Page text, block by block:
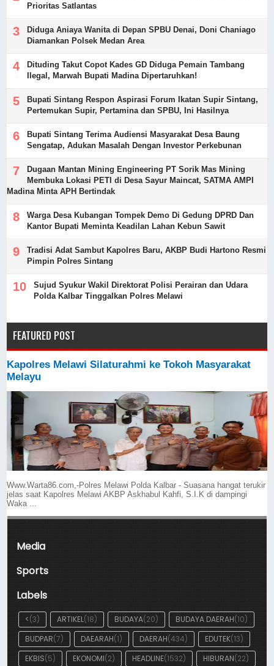
Prioritas Satlantas
Diduga Aniaya Wanita di Depan SPBU Denai, Doni Chaniago
Diamankan Polsek Medan Area
Dituding Takut Copot Kades GD Diduga Pemain Tambang
Ilegal, Marwah Bupati Madina Dipertaruhkan!
Bupati Sintang Respon Aspirasi Forum Ikatan Supir Sintang,
Pertemukan Supir, Pertamina dan SPBU, Ini Hasilnya
Bupati Sintang Terima Audiensi Masyarakat Desa Baung
Sengatap, Adukan Masalah Dengan Investor Perkebunan
Dugaan Mantan Mining Engineering PT Sorik Mas Mining
Membuka Lokasi PETI di Desa Sayur Maincat, SATMA AMPI
Madina Minta APH Bertindak
Warga Desa Kubangan Tompek Demo Di Gedung DPRD Dan
Kantor Bupati Meminta Keadilan Lahan Kebun Sawit
Tradisi Adat Sambut Kapolres Baru, AKBP Budi Hartono Resmi
Pimpin Polres Sintang
Sujud Syukur Wakil Direktorat Polisi Perairan dan Udara
Polda Kalbar Tinggalkan Polres Melawi
FEATURED POST
Kapolres Melawi Silaturahmi ke Tokoh Masyarakat
Melayu
Www.Warta86.com,-Polres Melawi Polda Kalbar - Suasana hangat terukir
jelas saat Kapolres Melawi AKBP Askhabul Kahfi, S.I.K di dampingi
Waka ...
Media
Sports
Labels
<(3) ARTIKEL(18) BUDAYA(20) BUDAYA DAERAH(10)
BUDPAR(7) DAEARAH(1) DAERAH(434) EDUTEK(13)
EKBIS(5) EKONOMI(2) HEADLINE(1532) HIBURAN(22)